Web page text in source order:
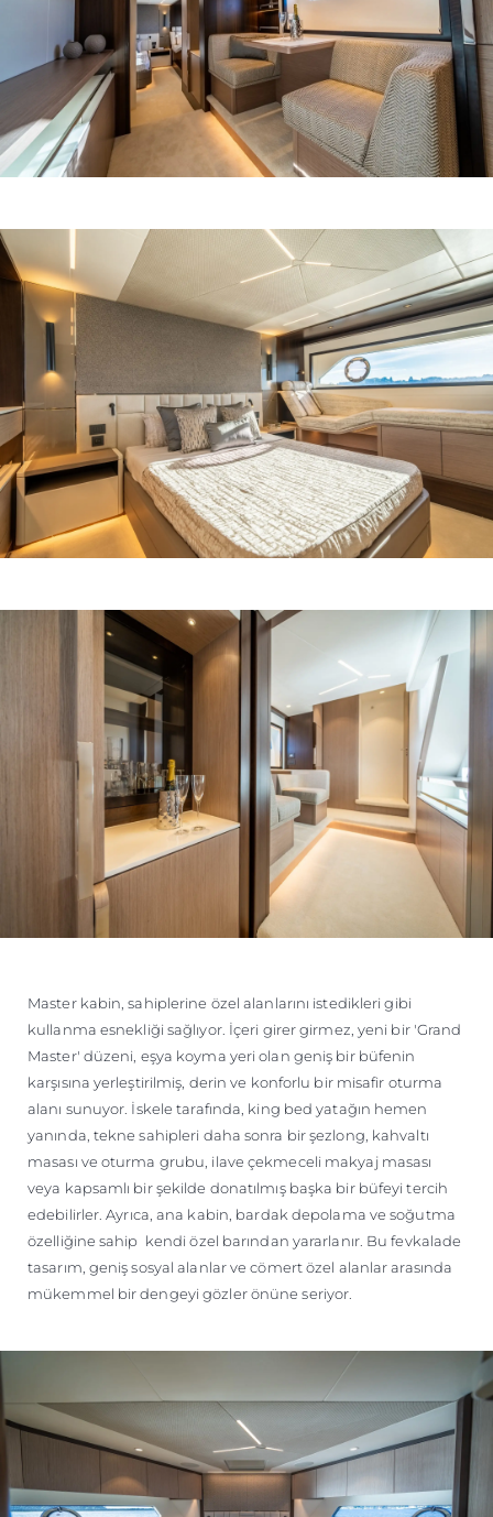
Master kabin, sahiplerine özel alanlarını istedikleri gibi
kullanma esnekliği sağlıyor. İçeri girer girmez, yeni bir 'Grand
Master' düzeni, eşya koyma yeri olan geniş bir büfenin
karşısına yerleştirilmiş, derin ve konforlu bir misafir oturma
alanı sunuyor. İskele tarafında, king bed yatağın hemen
yanında, tekne sahipleri daha sonra bir şezlong, kahvaltı
masası ve oturma grubu, ilave çekmeceli makyaj masası
veya kapsamlı bir şekilde donatılmış başka bir büfeyi tercih
edebilirler. Ayrıca, ana kabin, bardak depolama ve soğutma
özelliğine sahip kendi özel barından yararlanır. Bu fevkalade
tasarım, geniş sosyal alanlar ve cömert özel alanlar arasında
mükemmel bir dengeyi gözler önüne seriyor.